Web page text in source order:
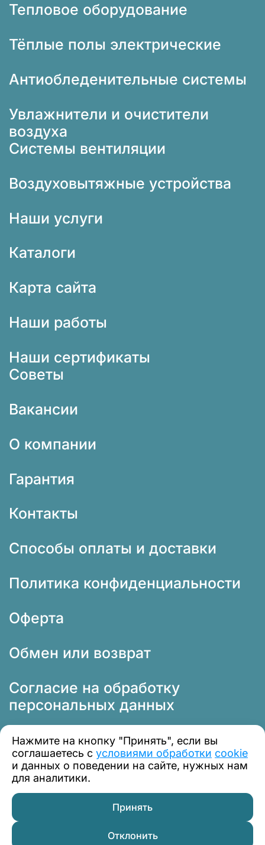
Тепловое оборудование
Тёплые полы электрические
Антиобледенительные системы
Увлажнители и очистители
воздуха
Системы вентиляции
Воздуховытяжные устройства
Наши услуги
Каталоги
Карта сайта
Наши работы
Наши сертификаты
Советы
Вакансии
О компании
Гарантия
Контакты
Способы оплаты и доставки
Политика конфиденциальности
Оферта
Обмен или возврат
Согласие на обработку
персональных данных
© 2012 — 2026 Профклимат
Нажмите на кнопку "Принять", если вы
соглашаетесь с условиями обработки cookie
и данных о поведении на сайте, нужных нам
для аналитики.
Принять
Отклонить